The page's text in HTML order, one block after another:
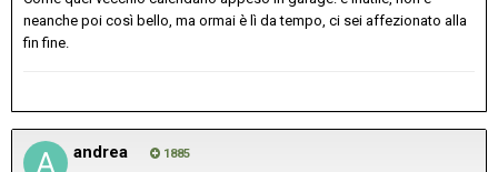
neanche poi così bello, ma ormai è lì da tempo, ci sei affezionato alla
fin fine.
andrea 1885